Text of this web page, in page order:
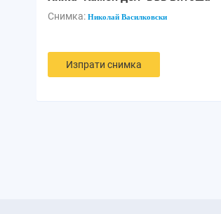
Снимка: Николай Василковски
Изпрати снимка